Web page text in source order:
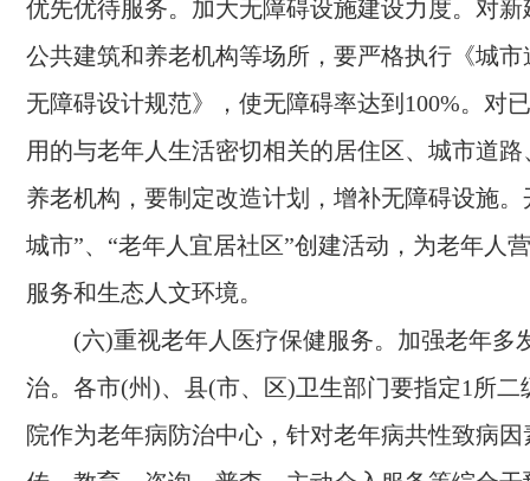
优先优待服务。加大无障碍设施建设力度。对
公共建筑和养老机构等场所，要严格执行《城
无障碍设计规范》，使无障碍率达到 100%。对
用的与老年人生活密切相关的居住区、城市道
养老机构，要制定改造计划，增补无障碍设施。
城市”、“老年人宜居社区”创建活动，为老年人
服务和生态人文环境。
(六)重视老年人医疗保健服务。 加强老年多
治。各市(州)、县(市、区)卫生部门要指定1 所二
院作为老年病防治中心，针对老年病共性致病